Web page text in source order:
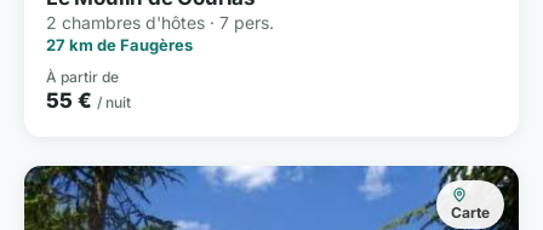
2 chambres d'hôtes · 7 pers.
27 km de Faugères
À partir de
55 € / nuit
Carte